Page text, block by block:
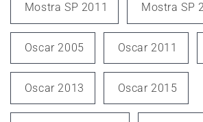
Mostra SP 2011 Mostra SP
Oscar 2005 Oscar 2011
Oscar 2013 Oscar 2015